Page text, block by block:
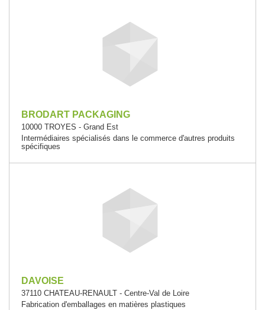
BRODART PACKAGING
10000 TROYES - Grand Est
Intermédiaires spécialisés dans le commerce d'autres produits
spécifiques
DAVOISE
37110 CHATEAU-RENAULT - Centre-Val de Loire
Fabrication d'emballages en matières plastiques